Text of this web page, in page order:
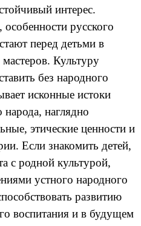
интерес.
русского
перед детьми в
Культуру
без народного
исконные истоки
наглядно
этические ценности и
Если знакомить детей,
с родной культурой,
устного народного
развитию
воспитания и в будущем